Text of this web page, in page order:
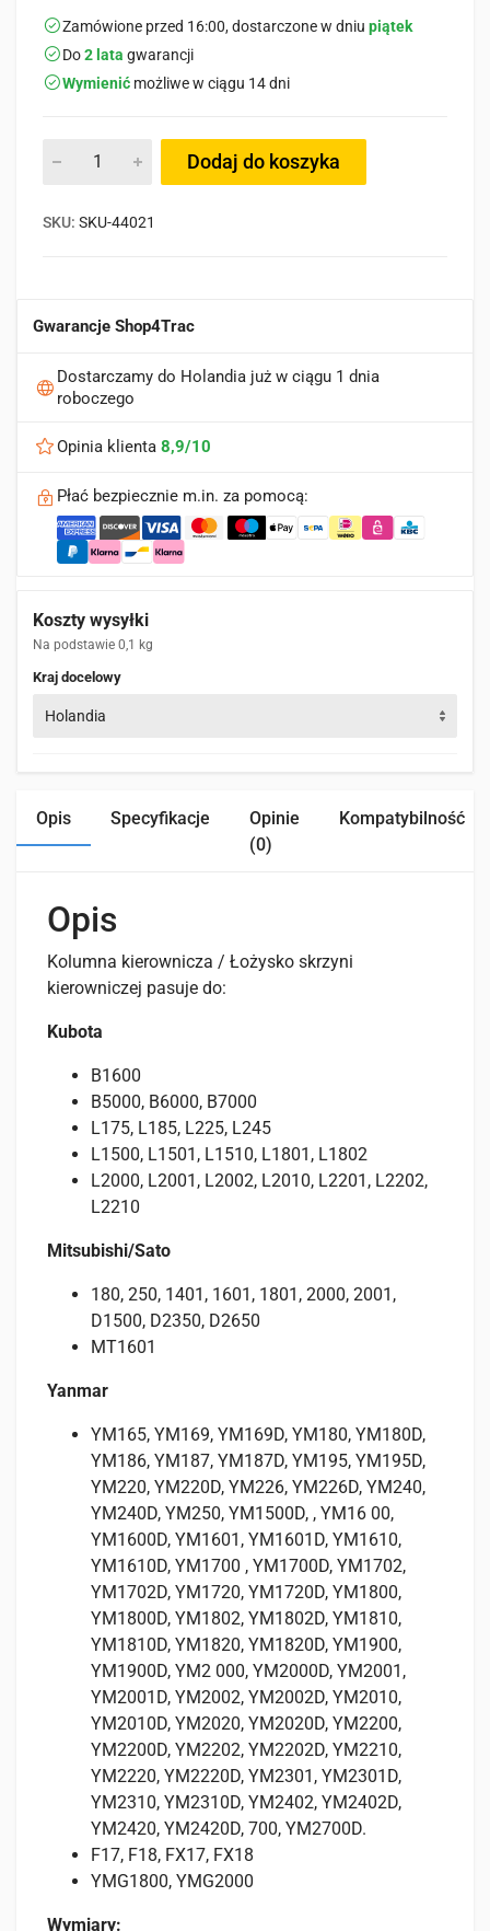
Zamówione przed 16:00, dostarczone w dniu piątek
Do2 lata gwarancji
Wymienić możliwe w ciągu 14 dni
Dodaj do koszyka
SKU: SKU-44021
Gwarancje Shop4Trac
Dostarczamy do Holandia już w ciągu 1 dnia
roboczego
Opinia klienta 8,9/10
Płać bezpiecznie m.in. za pomocą:
Koszty wysyłki
Na podstawie 0,1 kg
Kraj docelowy
Holandia
Opis Specyfikacje
Opinie
(0)
Kompatybilność
Opis
Kolumna kierownicza / Łożysko skrzyni
kierowniczej pasuje do:
Kubota
B1600
B5000, B6000, B7000
L175, L185, L225, L245
L1500, L1501, L1510, L1801, L1802
L2000, L2001, L2002, L2010, L2201, L2202,
L2210
Mitsubishi/Sato
180, 250, 1401, 1601, 1801, 2000, 2001,
D1500, D2350, D2650
MT1601
Yanmar
YM165, YM169, YM169D, YM180, YM180D,
YM186, YM187, YM187D, YM195, YM195D,
YM220, YM220D, YM226, YM226D, YM240,
YM240D, YM250, YM1500D, , YM16 00,
YM1600D, YM1601, YM1601D, YM1610,
YM1610D, YM1700 , YM1700D, YM1702,
YM1702D, YM1720, YM1720D, YM1800,
YM1800D, YM1802, YM1802D, YM1810,
YM1810D, YM1820, YM1820D, YM1900,
YM1900D, YM2 000, YM2000D, YM2001,
YM2001D, YM2002, YM2002D, YM2010,
YM2010D, YM2020, YM2020D, YM2200,
YM2200D, YM2202, YM2202D, YM2210,
YM2220, YM2220D, YM2301, YM2301D,
YM2310, YM2310D, YM2402, YM2402D,
YM2420, YM2420D, 700, YM2700D.
F17, F18, FX17, FX18
YMG1800, YMG2000
Wymiary: